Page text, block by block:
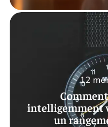
intelligemment
un
12